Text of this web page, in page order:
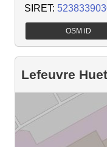
SIRET:
OSM iD
Lefeuvre